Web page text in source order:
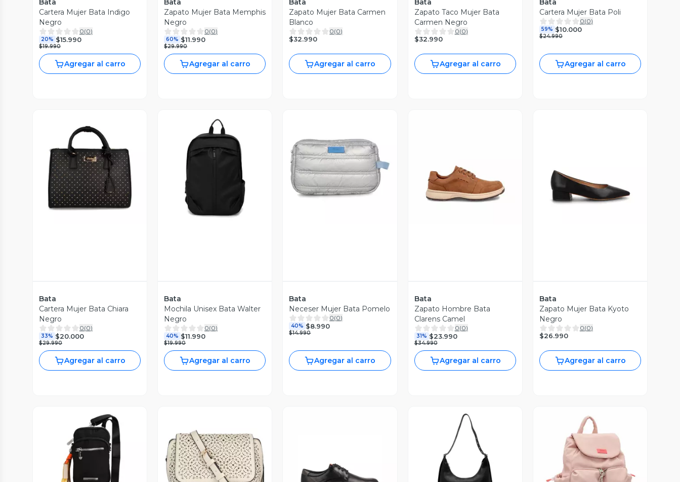
Bata
Cartera Mujer Bata Indigo
Negro
0(0)
20% $15.990
$19.990
Agregar al carro
Bata
Zapato Mujer Bata Memphis
Negro
0(0)
60% $11.990
$29.990
Agregar al carro
Bata
Zapato Mujer Bata Carmen
Blanco
0(0)
$32.990
Agregar al carro
Bata
Zapato Taco Mujer Bata
Carmen Negro
0(0)
$32.990
Agregar al carro
Bata
Cartera Mujer Bata Poli
0(0)
59% $10.000
$24.990
Agregar al carro
Vista Previa
Bata
Cartera Mujer Bata Chiara
Negro
0(0)
33% $20.000
$29.990
Agregar al carro
Bata
Mochila Unisex Bata Walter
Negro
0(0)
40% $11.990
$19.990
Agregar al carro
Vista Previa
Bata
Neceser Mujer Bata Pomelo
0(0)
40% $8.990
$14.990
Agregar al carro
Vista Previa
Bata
Zapato Hombre Bata
Clarens Camel
0(0)
31% $23.990
$34.990
Agregar al carro
Vista Previa
Bata
Zapato Mujer Bata Kyoto
Negro
0(0)
$26.990
Agregar al carro
Vista Previa Vista Previa Vista Previa Vista Previa Vista Previa